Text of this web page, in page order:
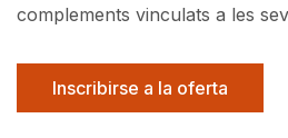
complements vinculats a les
Inscribirse a la oferta